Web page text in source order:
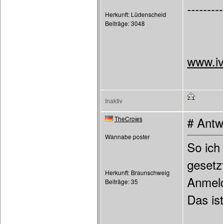
Herkunft: Lüdenscheid
Beiträge: 3048
Inaktiv
TheCrows
Wannabe poster
Herkunft: Braunschweig
Beiträge: 35
#
So
Das